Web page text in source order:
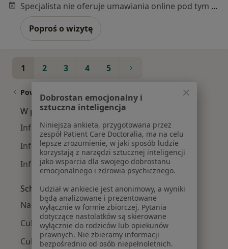
Specjalista nie oferuje umawiania online pod tym adresem.
Poproś o wizytę
1 2 3 4 5
Powiązane wyszukiwania
W pobliżu Lublina
Infekcje dróg oddechowych w Świdniku
Infekcje dróg oddechowych w Kraśniku
Infekcje dróg oddechowych w Dysie
Schorzenia w Lublinie
Nadciśnienie tętnicze w Lublinie
Cukrzyca w Lublinie
Cukrzyca ciążowa w Lublinie
Dobrostan emocjonalny i
sztuczna inteligencja
Niniejsza ankieta, przygotowana przez
zespół Patient Care Doctoralia, ma na celu
lepsze zrozumienie, w jaki sposób ludzie
korzystają z narzędzi sztucznej inteligencji
jako wsparcia dla swojego dobrostanu
emocjonalnego i zdrowia psychicznego.
Udział w ankiecie jest anonimowy, a wyniki
będą analizowane i prezentowane
wyłącznie w formie zbiorczej. Pytania
dotyczące nastolatków są skierowane
wyłącznie do rodziców lub opiekunów
prawnych. Nie zbieramy informacji
bezpośrednio od osób niepełnoletnich.